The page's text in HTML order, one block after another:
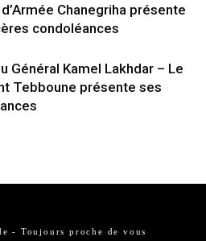
Chanegriha présente
condoléances
Général Kamel Lakhdar – Le
Tebboune présente ses
- Toujours proche de vous